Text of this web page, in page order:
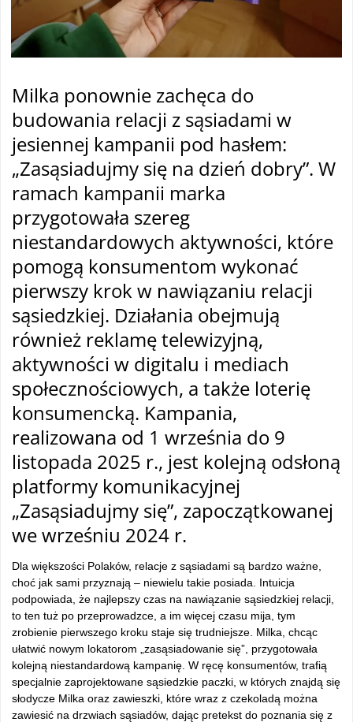
Milka ponownie zachęca do
budowania relacji z sąsiadami w
jesiennej kampanii pod hasłem:
„Zasąsiadujmy się na dzień dobry”. W
ramach kampanii marka
przygotowała szereg
niestandardowych aktywności, które
pomogą konsumentom wykonać
pierwszy krok w nawiązaniu relacji
sąsiedzkiej. Działania obejmują
również reklamę telewizyjną,
aktywności w digitalu i mediach
społecznościowych, a także loterię
konsumencką. Kampania,
realizowana od 1 września do 9
listopada 2025 r., jest kolejną odsłoną
platformy komunikacyjnej
„Zasąsiadujmy się”, zapoczątkowanej
we wrześniu 2024 r.
Dla większości Polaków, relacje z sąsiadami są bardzo ważne,
choć jak sami przyznają – niewielu takie posiada. Intuicja
podpowiada, że najlepszy czas na nawiązanie sąsiedzkiej relacji,
to ten tuż po przeprowadzce, a im więcej czasu mija, tym
zrobienie pierwszego kroku staje się trudniejsze. Milka, chcąc
ułatwić nowym lokatorom „zasąsiadowanie się”, przygotowała
kolejną niestandardową kampanię. W ręcę konsumentów, trafią
specjalnie zaprojektowane sąsiedzkie paczki, w których znajdą się
słodycze Milka oraz zawieszki, które wraz z czekoladą można
zawiesić na drzwiach sąsiadów, dając pretekst do poznania się z